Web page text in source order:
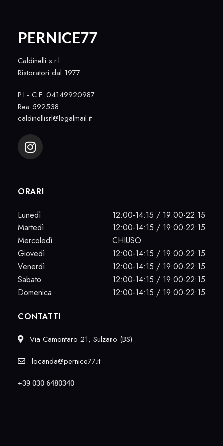
PERNICE77
Caldinelli s.r.l
Ristoratori dal 1977
P.I.- C.F. 04149920987
Rea 592538
caldinellisrl@legalmail.it
ORARI
Lunedì
12:00-14:15 / 19:00-22:15
Martedì
12:00-14:15 / 19:00-22:15
Mercoledì
CHIUSO
Giovedì
12:00-14:15 / 19:00-22:15
Venerdì
12:00-14:15 / 19:00-22:15
Sabato
12:00-14:15 / 19:00-22:15
Domenica
12:00-14:15 / 19:00-22:15
CONTATTI
Via Camontaro 21, Sulzano (BS)
locanda@pernice77.it
+39 030 6480340